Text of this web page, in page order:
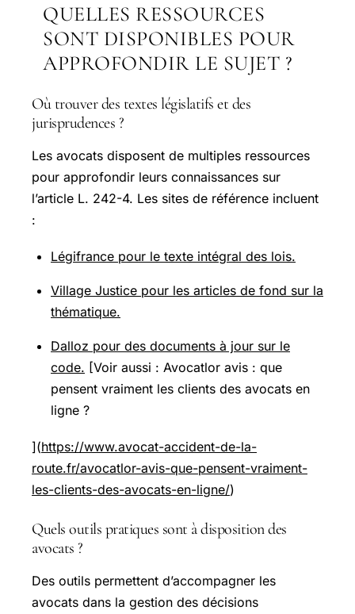
QUELLES RESSOURCES
SONT DISPONIBLES POUR
APPROFONDIR LE SUJET ?
Où trouver des textes législatifs et des
jurisprudences ?
Les avocats disposent de multiples ressources
pour approfondir leurs connaissances sur
l’article L. 242-4. Les sites de référence incluent
:
Légifrance pour le texte intégral des lois.
Village Justice pour les articles de fond sur la
thématique.
Dalloz pour des documents à jour sur le
code. [Voir aussi : Avocatlor avis : que
pensent vraiment les clients des avocats en
ligne ?
](https://www.avocat-accident-de-la-
route.fr/avocatlor-avis-que-pensent-vraiment-
les-clients-des-avocats-en-ligne/)
Quels outils pratiques sont à disposition des
avocats ?
Des outils permettent d’accompagner les
avocats dans la gestion des décisions